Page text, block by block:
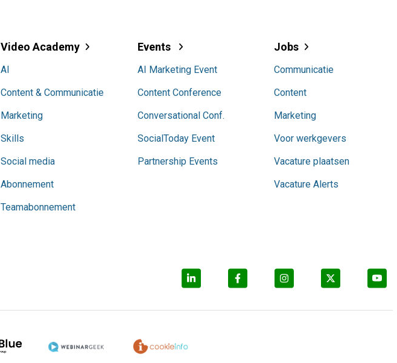
Video Academy
AI
Content & Communicatie
Marketing
Skills
Social media
Abonnement
Teamabonnement
Events
AI Marketing Event
Content Conference
Conversational Conf.
SocialToday Event
Partnership Events
Jobs
Communicatie
Content
Marketing
Voor werkgevers
Vacature plaatsen
Vacature Alerts